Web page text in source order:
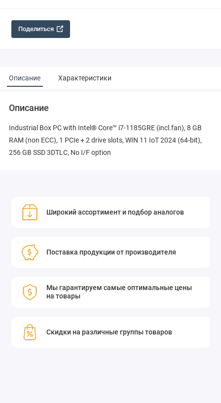
Поделиться
Описание Характеристики
Описание
Industrial Box PC with Intel® Core™ i7-1185GRE (incl.fan), 8 GB
RAM (non ECC), 1 PCIe + 2 drive slots, WIN 11 IoT 2024 (64-bit),
256 GB SSD 3DTLC, No I/F option
Широкий ассортимент и подбор аналогов
Поставка продукции от производителя
Мы гарантируем самые оптимальные цены
на товары
Скидки на различные группы товаров